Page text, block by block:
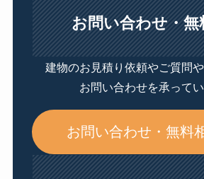
お問い合わせ・無
建物のお見積り依頼やご質問
お問い合わせを承ってい
お問い合わせ・無料